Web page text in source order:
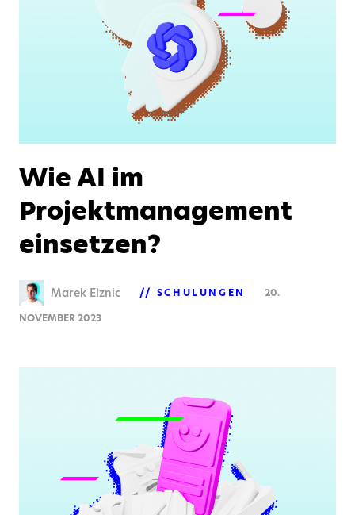
Wie AI im
Projektmanagement
einsetzen?
Marek Elznic SCHULUNGEN
20.
NOVEMBER 2023